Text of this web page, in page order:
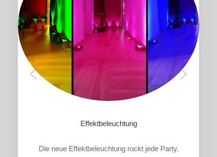
Effektbeleuchtung
Die neue Effektbeleuchtung rockt jede Party.